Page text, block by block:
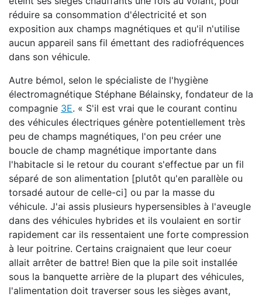
réduire sa consommation d'électricité et son
exposition aux champs magnétiques et qu'il n'utilise
aucun appareil sans fil émettant des radiofréquences
dans son véhicule.
Autre bémol, selon le spécialiste de l'hygiène
électromagnétique Stéphane Bélainsky, fondateur de la
compagnie 3E. « S'il est vrai que le courant continu
des véhicules électriques génère potentiellement très
peu de champs magnétiques, l'on peu créer une
boucle de champ magnétique importante dans
l'habitacle si le retour du courant s'effectue par un fil
séparé de son alimentation [plutôt qu'en parallèle ou
torsadé autour de celle-ci] ou par la masse du
véhicule. J'ai assis plusieurs hypersensibles à l'aveugle
dans des véhicules hybrides et ils voulaient en sortir
rapidement car ils ressentaient une forte compression
à leur poitrine. Certains craignaient que leur coeur
allait arrêter de battre! Bien que la pile soit installée
sous la banquette arrière de la plupart des véhicules,
l'alimentation doit traverser sous les sièges avant,